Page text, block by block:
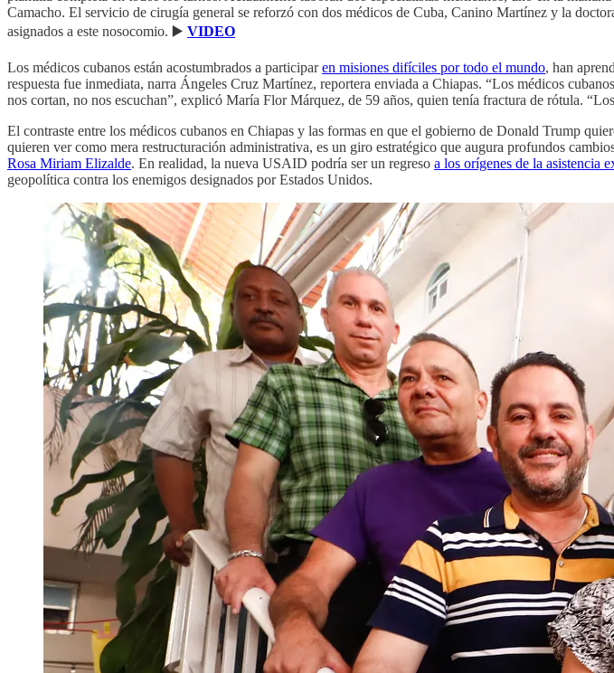
Camacho. El servicio de cirugía general se reforzó con dos médicos de Cuba, Canino Martínez y la
asignados a este nosocomio. ▶️ VIDEO
Los médicos cubanos están acostumbrados a participaren misiones difíciles por todo el mundo, han
respuesta fue inmediata, narra Ángeles Cruz Martínez, reportera enviada a Chiapas. “Los médicos
nos cortan, no nos escuchan”, explicó María Flor Márquez, de 59 años, quien tenía fractura de rótula.
El contraste entre los médicos cubanos en Chiapas y las formas en que el gobierno de Donald Trump
quieren ver como mera restructuración administrativa, es un giro estratégico que augura profundos
Rosa Miriam Elizalde. En realidad, la nueva USAID podría ser un regreso a los orígenes de la asistencia
geopolítica contra los enemigos designados por Estados Unidos.